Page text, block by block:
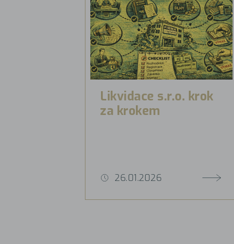
Likvidace s.r.o. krok
za krokem
26.01.2026